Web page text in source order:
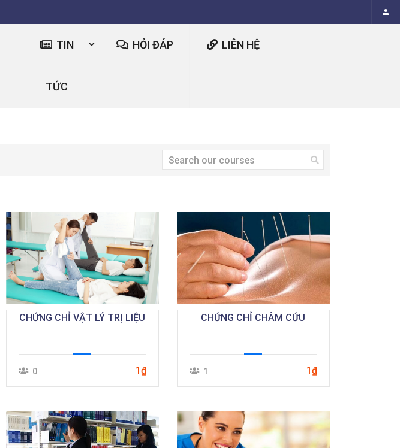
TIN
TỨC
HỎI ĐÁP LIÊN HỆ
CHỨNG CHỈ VẬT LÝ TRỊ LIỆU
0 1₫
CHỨNG CHỈ CHÂM CỨU
1 1₫